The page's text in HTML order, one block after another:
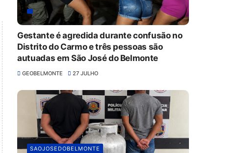
Gestante é agredida durante confusão no
Distrito do Carmo e três pessoas são
autuadas em São José do Belmonte
GEOBELMONTE 27 JULHO
SAOJOSEDOBELMONTE